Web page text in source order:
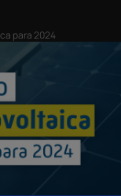
para 2024